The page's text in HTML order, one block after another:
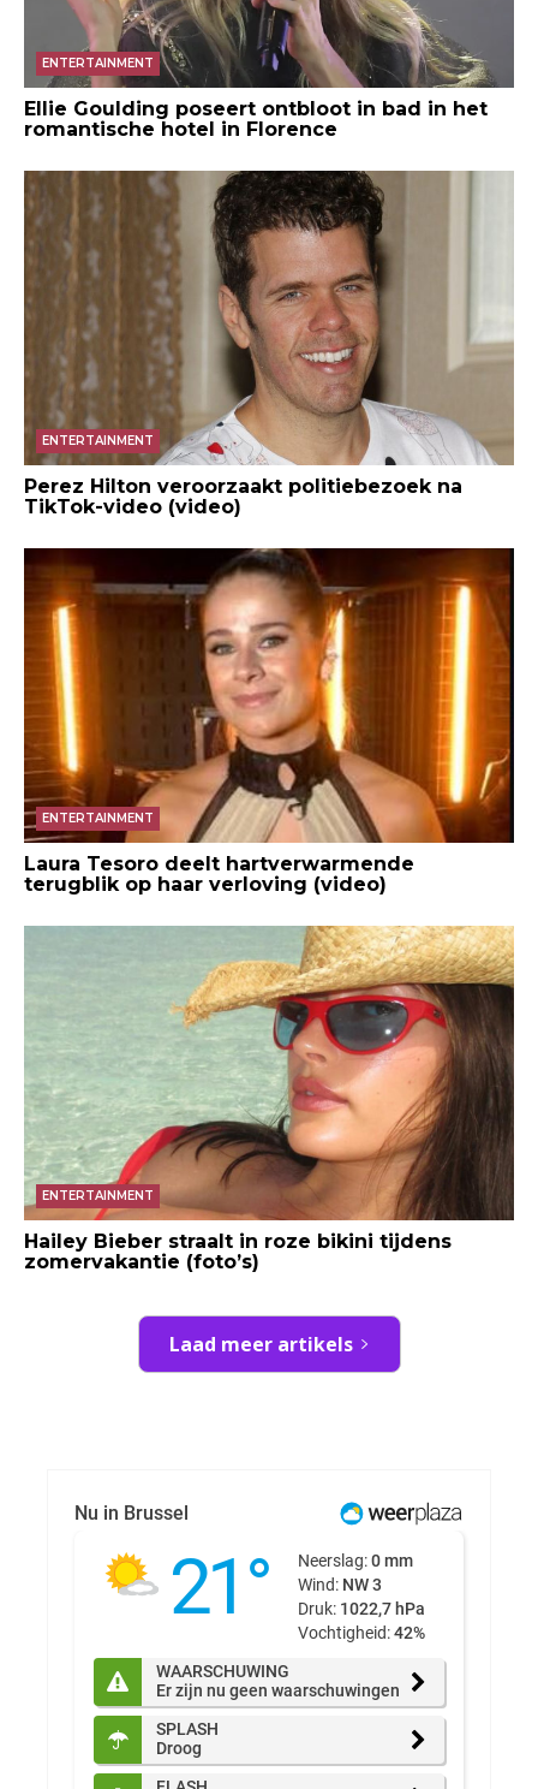
ENTERTAINMENT
Ellie Goulding poseert ontbloot in bad in het
romantische hotel in Florence
ENTERTAINMENT
Perez Hilton veroorzaakt politiebezoek na
TikTok-video (video)
ENTERTAINMENT
Laura Tesoro deelt hartverwarmende
terugblik op haar verloving (video)
ENTERTAINMENT
Hailey Bieber straalt in roze bikini tijdens
zomervakantie (foto’s)
Laad meer artikels